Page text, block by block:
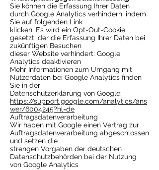
Sie können die Erfassung Ihrer Daten
durch Google Analytics verhindern, indem
Sie auf folgenden Link
klicken. Es wird ein Opt-Out-Cookie
gesetzt, der die Erfassung Ihrer Daten bei
zukünftigen Besuchen
dieser Website verhindert: Google
Analytics deaktivieren
Mehr Informationen zum Umgang mit
Nutzerdaten bei Google Analytics finden
Sie in der
Datenschutzerklärung von Google:
https://support.google.com/analytics/ans
wer/6004245?hl=de
Auftragsdatenverarbeitung
Wir haben mit Google einen Vertrag zur
Auftragsdatenverarbeitung abgeschlossen
und setzen die
strengen Vorgaben der deutschen
Datenschutzbehörden bei der Nutzung
von Google Analytics